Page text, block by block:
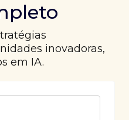
inovadoras,
em IA.